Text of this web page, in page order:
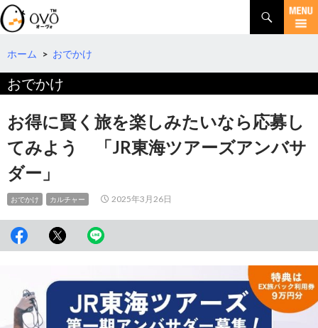
検
索
コ
テ
ツ
へ
動
ホーム > おでかけ
おでかけ
お得に賢く旅を楽しみたいなら応募し
てみよう 「JR東海ツアーズアンバサ
ダー」
おでかけ カルチャー 2025年3月26日